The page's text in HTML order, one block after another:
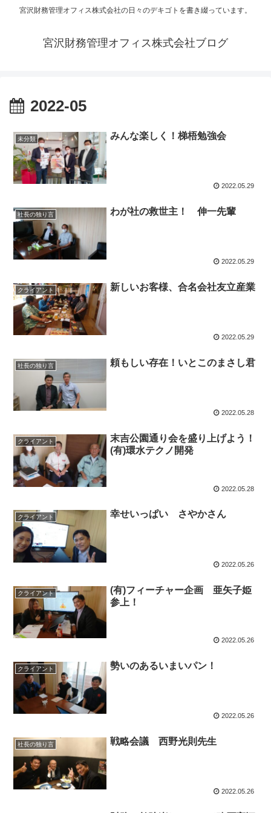
宮沢財務管理オフィス株式会社の日々のデキゴトを書き綴っています。
宮沢財務管理オフィス株式会社ブログ
2022-05
未分類 みんな楽しく！梯梧勉強会
2022.05.29
社長の独り言 わが社の救世主！ 伸一先輩
2022.05.29
クライアント 新しいお客様、合名会社友立産業
2022.05.29
社長の独り言 頼もしい存在！いとこのまさし君
2022.05.28
クライアント
末吉公園通り会を盛り上げよう！
(有)環水テクノ開発
2022.05.28
クライアント 幸せいっぱい さやかさん
2022.05.26
クライアント
(有)フィーチャー企画 亜矢子姫
参上！
2022.05.26
クライアント 勢いのあるいまいパン！
2022.05.26
社長の独り言 戦略会議 西野光則先生
2022.05.26